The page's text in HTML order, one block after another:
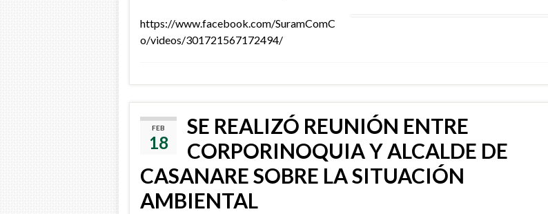
https://www.facebook.com/SuramComC
o/videos/301721567172494/
FEB
18
SE REALIZÓ REUNIÓN ENTRE
CORPORINOQUIA Y ALCALDE DE
CASANARE SOBRE LA SITUACIÓN
AMBIENTAL